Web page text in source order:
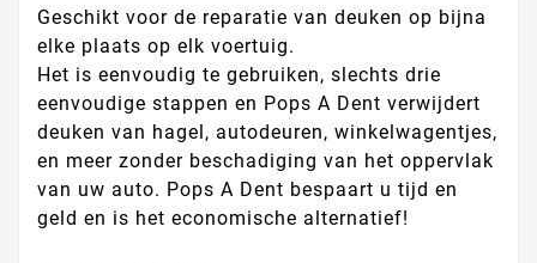
Geschikt voor de reparatie van deuken op bijna
elke plaats op elk voertuig.
Het is eenvoudig te gebruiken, slechts drie
eenvoudige stappen en Pops A Dent verwijdert
deuken van hagel, autodeuren, winkelwagentjes,
en meer zonder beschadiging van het oppervlak
van uw auto. Pops A Dent bespaart u tijd en
geld en is het economische alternatief!